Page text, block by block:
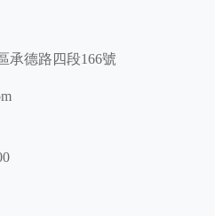
承德路四段166號